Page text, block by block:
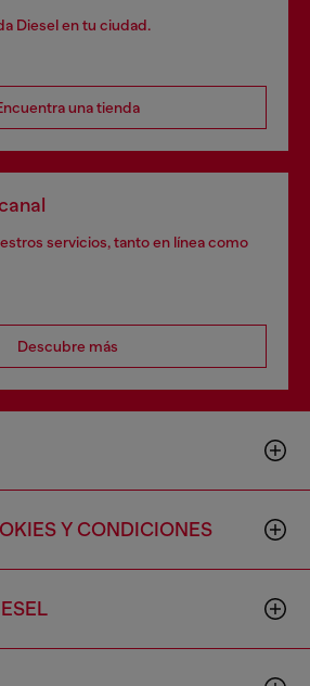
Diesel en tu ciudad.
una tienda
servicios, tanto en línea como
Descubre más
Y CONDICIONES